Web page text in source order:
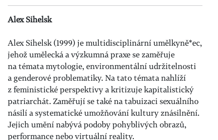
Alex Sihelsk
Alex Sihelsk (1999) je multidisciplinární umělkyně*ec,
jehož umělecká a výzkumná praxe se zaměřuje
na témata mytologie, environmentální udržitelnosti
a genderové problematiky. Na tato témata nahlíží
z feministické perspektivy a kritizuje kapitalistický
patriarchát. Zaměřují se také na tabuizaci sexuálního
násilí a systematické umožňování kultury znásilnění.
Jejich umění nabývá podoby pohyblivých obrazů,
performance nebo virtuální reality.